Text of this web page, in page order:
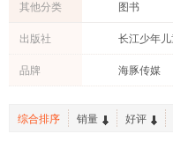
其他分类 图书
出版社
品牌 海豚传媒
综合排序 销量 好评